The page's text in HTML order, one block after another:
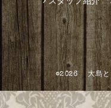
スタッフ紹介
©2026大島と